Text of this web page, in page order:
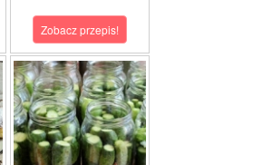
Zobacz przepis!